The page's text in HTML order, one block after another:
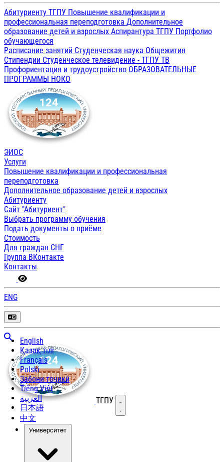
Абитуриенту ТГПУ Повышение квалификации и
профессиональная переподготовка Дополнительное
образование детей и взрослых Аспирантура ТГПУ Портфолио
обучающегося
Расписание занятий Студенческая наука Общежития
Стипендии Студенческое телевидение - ТГПУ ТВ
Профориентация и трудоустройство ОБРАЗОВАТЕЛЬНЫЕ
ПРОГРАММЫ НОКО
ЭИОС
Услуги
Повышение квалификации и профессиональная
переподготовка
Дополнительное образование детей и взрослых
Абитуриенту
Сайт "Абитуриент"
Выбрать программу обучения
Подать документы о приёме
Стоимость
Для граждан СНГ
Группа ВКонтакте
Контакты
ENG
English
Қазақ тілі
Français
Polski
Забони тоҷикӣ
Tiếng Việt
العربية
日本語
中文
ТГПУ Открыть меню
Университет